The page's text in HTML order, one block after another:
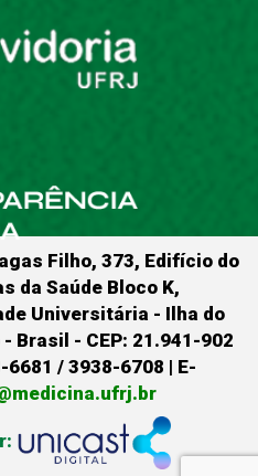
Filho, 373, Edifício do
da Saúde Bloco K,
Universitária - Ilha do
Brasil - CEP: 21.941-902
/ 3938-6708 | E-